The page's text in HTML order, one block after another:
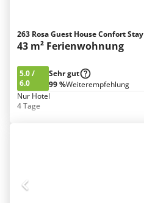
263 Rosa Guest House Confort Stay
43 m² Ferienwohnung
5.0/
6.0
Sehr gut
99 %Weiterempfehlung
Nur Hotel
4 Tage